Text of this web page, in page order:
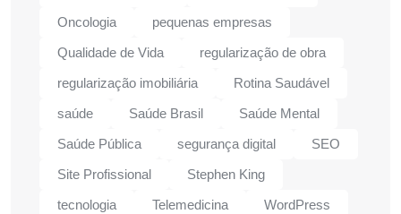
Oncologia
pequenas empresas
Qualidade de Vida
regularização de obra
regularização imobiliária
Rotina Saudável
saúde
Saúde Brasil
Saúde Mental
Saúde Pública
segurança digital
SEO
Site Profissional
Stephen King
tecnologia
Telemedicina WordPress